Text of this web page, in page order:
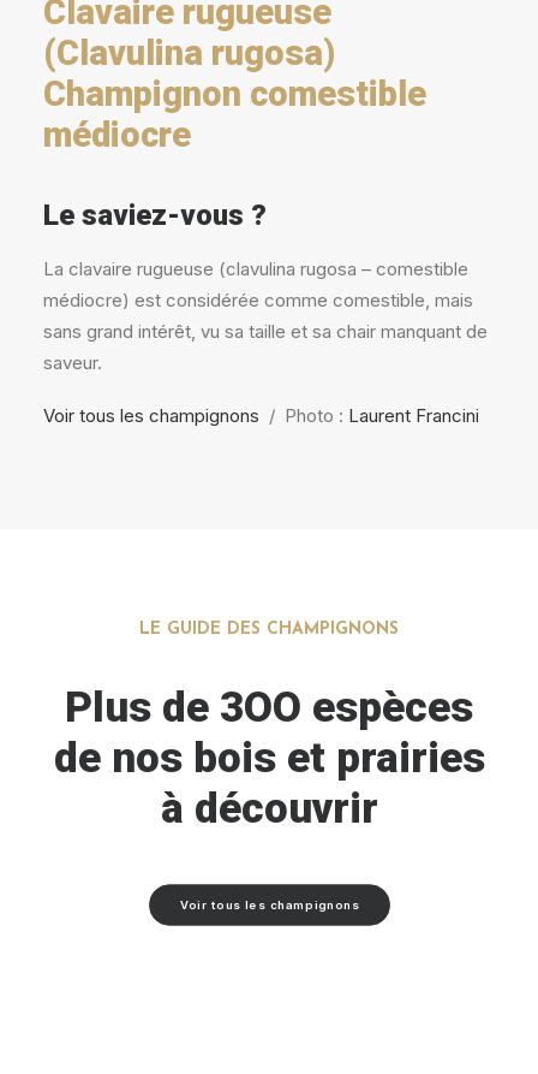
Clavaire rugueuse
(Clavulina rugosa)
Champignon comestible
médiocre
Le saviez-vous ?
La clavaire rugueuse (clavulina rugosa – comestible
médiocre) est considérée comme comestible, mais
sans grand intérêt, vu sa taille et sa chair manquant de
saveur.
Voir tous les champignons / Photo : Laurent Francini
LE GUIDE DES CHAMPIGNONS
Plus de 3OO espèces
de nos bois et prairies
à découvrir
Voir tous les champignons